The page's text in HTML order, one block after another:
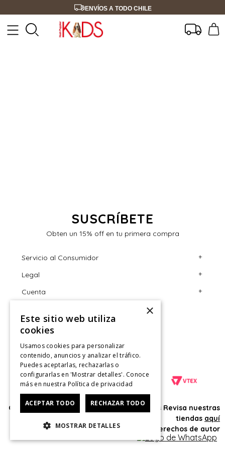
ENVÍOS A TODO CHILE
SUSCRÍBETE
Obten un 15% off en tu primera compra
Servicio al Consumidor +
Centro de Ayuda
Contáctanos
Retiro en tienda
Tiendas
CyberMonday
CyberDay
Legal +
Términos y Condiciones
Cambios, Retracto y Garantía
Políticas de Privacidad
Política de Privacidad de Marketing
Cuenta +
Sigue tu compra
Historial de Compras
¿Dónde viene mi compra?
Ver Boleta / Ticket de cambio
Oficina: Av. Las Condes #11281 - Las Condes Revisa nuestras
tiendas aquí
© 2025 HushPuppies Kids derechos de autor
×
Este sitio web utiliza
cookies
Usamos cookies para personalizar
contenido, anuncios y analizar el tráfico.
Puedes aceptarlas, rechazarlas o
configurarlas en 'Mostrar detalles'. Conoce
más en nuestra Política de privacidad
ACEPTAR TODO RECHAZAR TODO
MOSTRAR DETALLES